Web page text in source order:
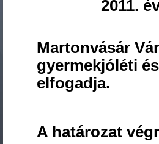
2011.
Martonvásár
gyermekjóléti
elfogadja.
A határozat